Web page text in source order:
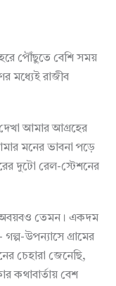
পৌঁছুতে বেশি সময়
মধ্যেই রাজীব
আমার আগ্রহের
মনের ভাবনা পড়ে
দুটো রেল-স্টেশনের
অবয়বও তেমন। একদম
উপন্যাসে গ্রামের
চেহারা জেনেছি,
কথাবার্তায় বেশ